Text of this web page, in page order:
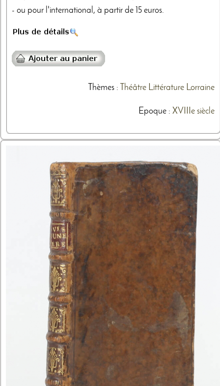
- ou pour l'international, à partir de 15 euros.
Thèmes: Théâtre Littérature Lorraine
Epoque : XVIIIe siècle